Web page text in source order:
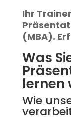
Ihr
(MBA).
Was
lernen
Wie